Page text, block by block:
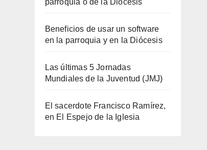
parroquia o de la Diócesis
Beneficios de usar un software
en la parroquia y en la Diócesis
Las últimas 5 Jornadas
Mundiales de la Juventud (JMJ)
El sacerdote Francisco Ramírez,
en El Espejo de la Iglesia